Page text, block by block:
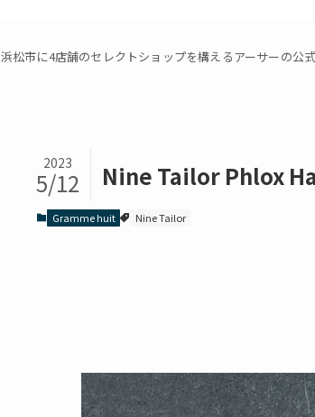
浜松市に4店舗のセレクトショップを構えるアーサーの公
Nine Tailor Phlox
2023
5/12
Gramme huit Nine Tailor